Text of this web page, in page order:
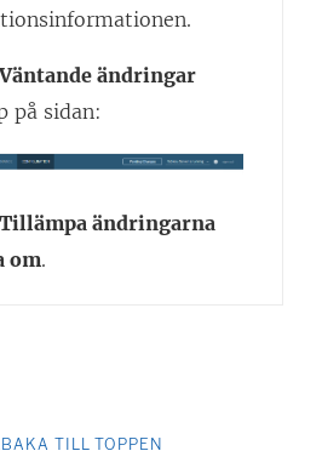
Väntande ändringar
på sidan:
Tillämpa ändringarna
om.
TILL TOPPEN